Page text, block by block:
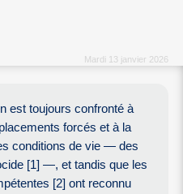
Mardi 13 janvier 2026
est toujours confronté à
forcés et à la
conditions de vie — des
[1] —, et tandis que les
[2] ont reconnu